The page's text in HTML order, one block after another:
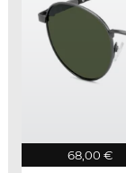
68,00 €